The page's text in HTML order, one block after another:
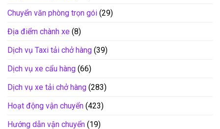
Chuyển văn phòng trọn gói (29)
Địa điểm chành xe (8)
Dịch vụ Taxi tải chở hàng (39)
Dịch vụ xe cẩu hàng (66)
Dịch vụ xe tải chở hàng (283)
Hoạt động vận chuyển (423)
Hướng dẫn vận chuyển (19)